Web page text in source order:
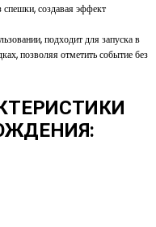
спешки, создавая эффект
подходит для запуска в
позволяя отметить событие без